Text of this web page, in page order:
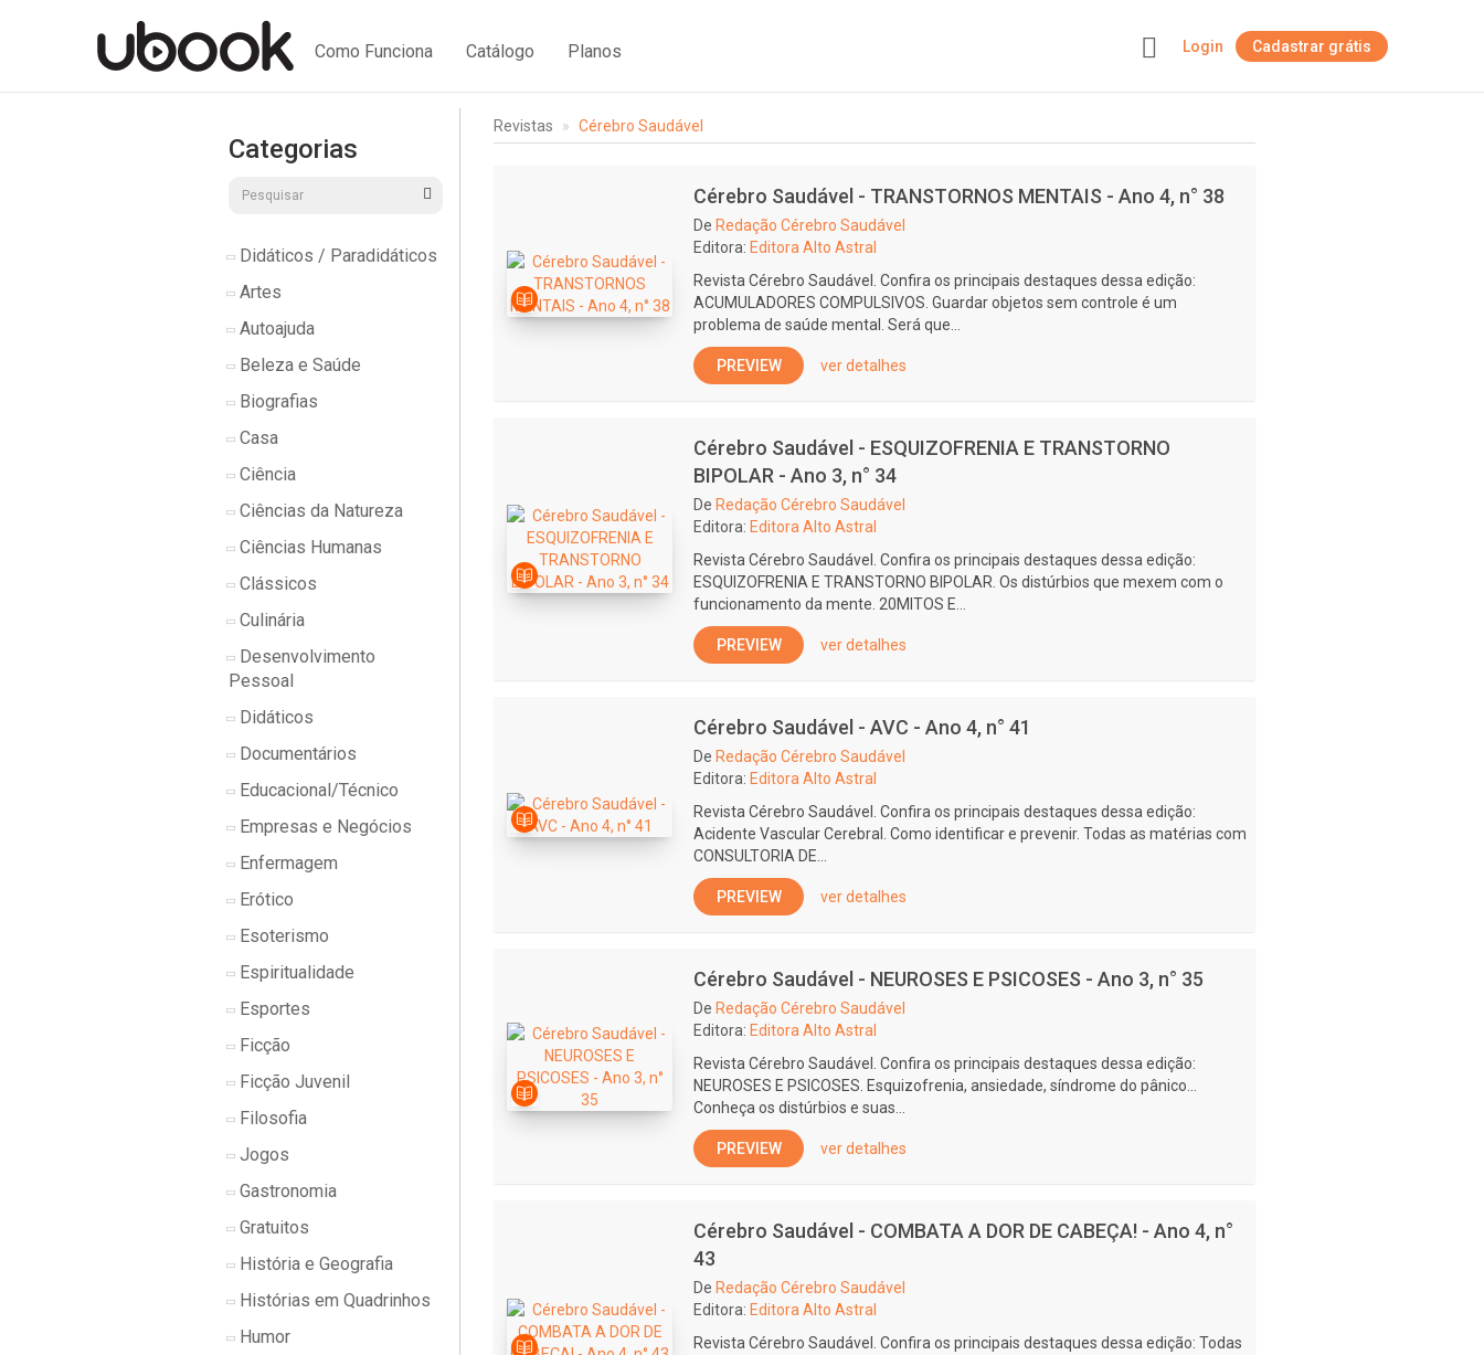
Como Funciona Catálogo Planos Login Cadastrar grátis
Categorias
Didáticos / Paradidáticos
Artes
Autoajuda
Beleza e Saúde
Biografias
Casa
Ciência
Ciências da Natureza
Ciências Humanas
Clássicos
Culinária
Desenvolvimento
Pessoal
Didáticos
Documentários
Educacional/Técnico
Empresas e Negócios
Enfermagem
Erótico
Esoterismo
Espiritualidade
Esportes
Ficção
Ficção Juvenil
Filosofia
Jogos
Gastronomia
Gratuitos
História e Geografia
Histórias em Quadrinhos
Humor
Revistas Cérebro Saudável
Cérebro Saudável - TRANSTORNOS MENTAIS - Ano 4, n° 38
De Redação Cérebro Saudável
Editora: Editora Alto Astral
Revista Cérebro Saudável. Confira os principais destaques dessa edição:
ACUMULADORES COMPULSIVOS. Guardar objetos sem controle é um
problema de saúde mental. Será que...
PREVIEW ver detalhes
Cérebro Saudável - ESQUIZOFRENIA E TRANSTORNO
BIPOLAR - Ano 3, n° 34
De Redação Cérebro Saudável
Editora: Editora Alto Astral
Revista Cérebro Saudável. Confira os principais destaques dessa edição:
ESQUIZOFRENIA E TRANSTORNO BIPOLAR. Os distúrbios que mexem com o
funcionamento da mente. 20MITOS E...
PREVIEW ver detalhes
Cérebro Saudável - AVC - Ano 4, n° 41
De Redação Cérebro Saudável
Editora: Editora Alto Astral
Revista Cérebro Saudável. Confira os principais destaques dessa edição:
Acidente Vascular Cerebral. Como identificar e prevenir. Todas as matérias com
CONSULTORIA DE...
PREVIEW ver detalhes
Cérebro Saudável - NEUROSES E PSICOSES - Ano 3, n° 35
De Redação Cérebro Saudável
Editora: Editora Alto Astral
Revista Cérebro Saudável. Confira os principais destaques dessa edição:
NEUROSES E PSICOSES. Esquizofrenia, ansiedade, síndrome do pânico...
Conheça os distúrbios e suas...
PREVIEW ver detalhes
Cérebro Saudável - COMBATA A DOR DE CABEÇA! - Ano 4, n°
43
De Redação Cérebro Saudável
Editora: Editora Alto Astral
Revista Cérebro Saudável. Confira os principais destaques dessa edição: Todas